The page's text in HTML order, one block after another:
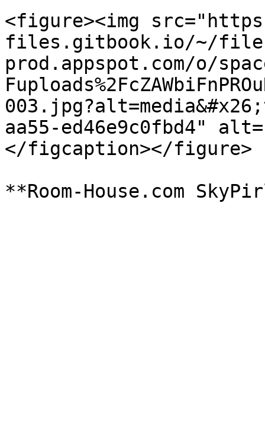
<figure><img
files.gitbook.io/~/
prod.appspot.com/o/
aa55-ed46e9c0fbd4"
</figcaption></figure>